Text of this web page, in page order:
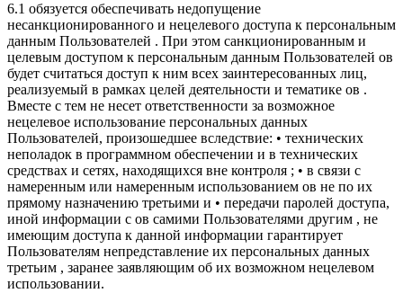
6.1 обязуется обеспечивать недопущение
несанкционированного и нецелевого доступа к персональным
данным Пользователей . При этом санкционированным и
целевым доступом к персональным данным Пользователей ов
будет считаться доступ к ним всех заинтересованных лиц,
реализуемый в рамках целей деятельности и тематике ов .
Вместе с тем не несет ответственности за возможное
нецелевое использование персональных данных
Пользователей, произошедшее вследствие: • технических
неполадок в программном обеспечении и в технических
средствах и сетях, находящихся вне контроля ; • в связи с
намеренным или намеренным использованием ов не по их
прямому назначению третьими и • передачи паролей доступа,
иной информации с ов самими Пользователями другим , не
имеющим доступа к данной информации гарантирует
Пользователям непредставление их персональных данных
третьим , заранее заявляющим об их возможном нецелевом
использовании.